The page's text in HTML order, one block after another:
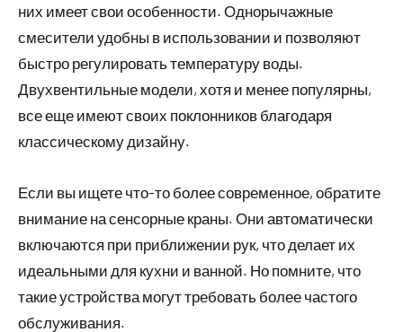
них имеет свои особенности. Однорычажные
смесители удобны в использовании и позволяют
быстро регулировать температуру воды.
Двухвентильные модели, хотя и менее популярны,
все еще имеют своих поклонников благодаря
классическому дизайну.
Если вы ищете что-то более современное, обратите
внимание на сенсорные краны. Они автоматически
включаются при приближении рук, что делает их
идеальными для кухни и ванной. Но помните, что
такие устройства могут требовать более частого
обслуживания.